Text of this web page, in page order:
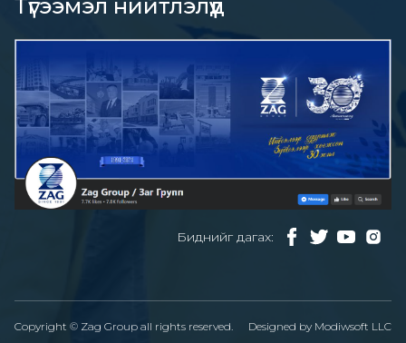
Түгээмэл нийтлэлүүд
Биднийг дагах:
Copyright © Zag Group all rights reserved. Designed by Modiwsoft LLC